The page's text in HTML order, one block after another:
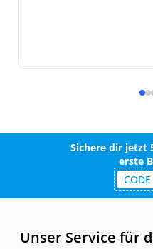
Sichere dir jetzt
erste
Unser Service für